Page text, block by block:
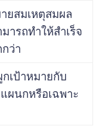
ยสมเหตุสมผล
ารถทำให้สำเร็จ
ว่า
เป้าหมายกับ
ผนกหรือเฉพาะ